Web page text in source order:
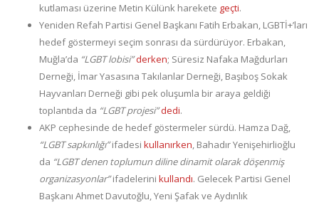
kutlaması üzerine Metin Külünk harekete geçti.
Yeniden Refah Partisi Genel Başkanı Fatih Erbakan, LGBTİ+’ları
hedef göstermeyi seçim sonrası da sürdürüyor. Erbakan,
Muğla’da “LGBT lobisi”derken; Süresiz Nafaka Mağdurları
Derneği, İmar Yasasına Takılanlar Derneği, Başıboş Sokak
Hayvanları Derneği gibi pek oluşumla bir araya geldiği
toplantıda da “LGBT projesi”dedi.
AKP cephesinde de hedef göstermeler sürdü. Hamza Dağ,
“LGBT sapkınlığı”ifadesi kullanırken, Bahadır Yenişehirlioğlu
da “LGBT denen toplumun diline dinamit olarak döşenmiş
organizasyonlar”ifadelerini kullandı. Gelecek Partisi Genel
Başkanı Ahmet Davutoğlu, Yeni Şafak ve Aydınlık